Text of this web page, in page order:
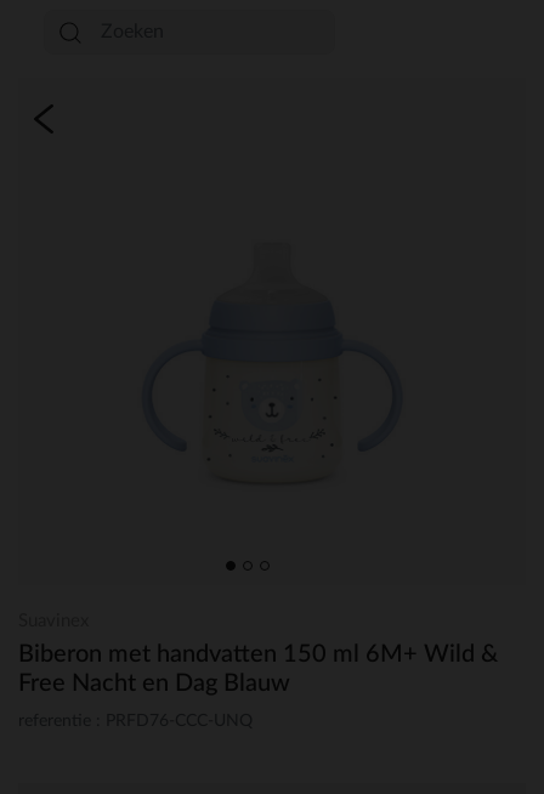
Biberon met handvatten 150 ml 6M+ Wild &
Free Nacht en Dag Blauw